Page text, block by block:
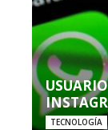
TECNOLOGÍA